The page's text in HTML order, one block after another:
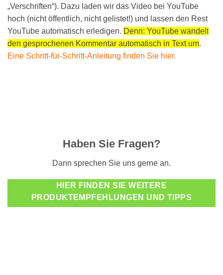
„Verschriften“). Dazu laden wir das Video bei YouTube
hoch (nicht öffentlich, nicht gelistet!) und lassen den Rest
YouTube automatisch erledigen. Denn: YouTube wandelt
den gesprochenen Kommentar automatisch in Text um.
Eine Schritt-für-Schritt-Anleitung finden Sie hier.
Haben Sie Fragen?
Dann sprechen Sie uns gerne an.
HIER FINDEN SIE WEITERE
PRODUKTEMPFEHLUNGEN UND TIPPS